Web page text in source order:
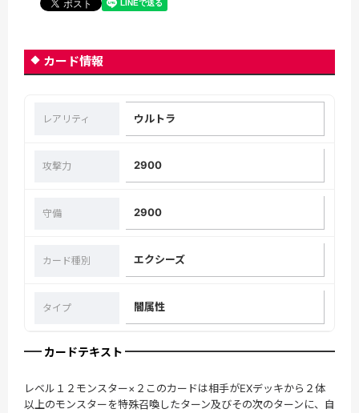
カード情報
レアリティ ウルトラ
攻撃力 2900
守備 2900
カード種別 エクシーズ
タイプ 闇属性
カードテキスト
レベル１２モンスター×２このカードは相手がEXデッキから２体
以上のモンスターを特殊召喚したターン及びその次のターンに、自